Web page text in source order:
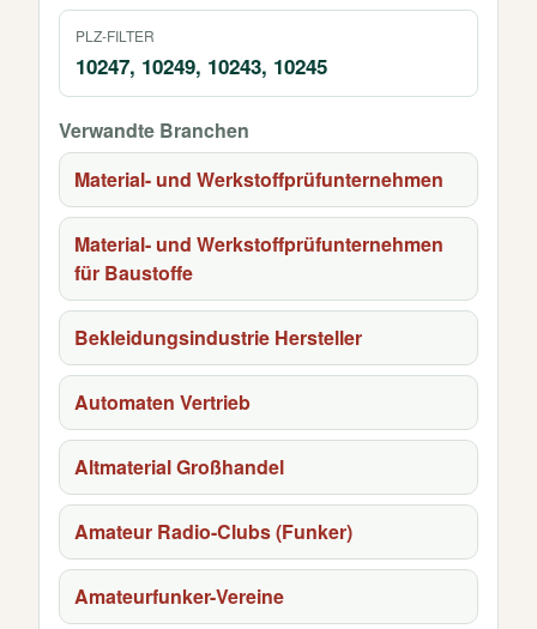
PLZ-FILTER
10247, 10249, 10243, 10245
Verwandte Branchen
Material- und Werkstoffprüfunternehmen
Material- und Werkstoffprüfunternehmen
für Baustoffe
Bekleidungsindustrie Hersteller
Automaten Vertrieb
Altmaterial Großhandel
Amateur Radio-Clubs (Funker)
Amateurfunker-Vereine